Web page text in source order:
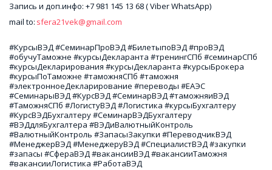
Запись и доп.инфо: +7 981 145 13 68 ( Viber WhatsApp)
mail to: sfera21vek@gmail.com
#КурсыВЭД #СеминарПроВЭД #БилетыпоВЭД #проВЭД
#обучуТаможне #курсыДекларанта #тренингСПб #семинарСПб
#курсыДекларирования #курсыДекларанта #курсыБрокера
#курсыПоТаможне #таможняСПб #таможня
#электронноеДекларирование #переводы #ЕАЭС
#СеминарыВЭД #КурсВЭД #СеминарВЭД #таможняиВЭД
#ТаможняСПб #ЛогистуВЭД #Логистика #курсыБухгалтеру
#КурсВЭДБухгалтеру #СеминарВЭДБухгалтеру
#ВЭДдляБухгалтера #ВЭДиВалютныйКонтроль
#ВалютныйКонтроль #ЗапасыЗакупки #ПереводчикВЭД
#МенеджерВЭД #МенеджеруВЭД #СпециалистВЭД #закупки
#запасы #СфераВЭД #вакансииВЭД #вакансииТаможня
#вакансииЛогистика #РаботаВЭД